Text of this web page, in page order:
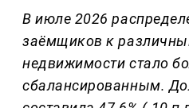
В июле 2026
заёмщиков к
недвижимости стало
сбалансированным.